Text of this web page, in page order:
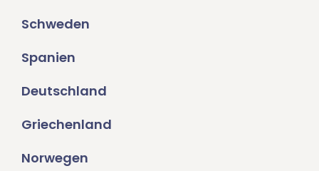
Schweden
Spanien
Deutschland
Griechenland
Norwegen